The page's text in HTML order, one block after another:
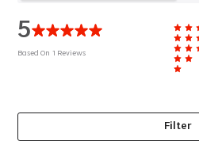
5
Based On 1 Reviews
Filter